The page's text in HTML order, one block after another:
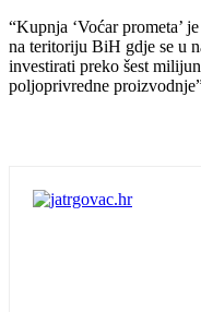
“Kupnja ‘Voćar prometa’
na teritoriju BiH gdje se u
investirati preko šest
poljoprivredne